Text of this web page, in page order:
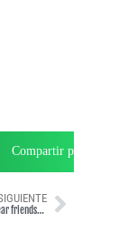
Compartir por
Walking with my dear friends… 70s years old? 30 days? Nothing!